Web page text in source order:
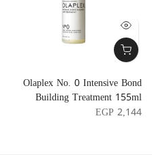
Olaplex No. 0 Intensive Bond
Building Treatment 155ml
EGP 2,144